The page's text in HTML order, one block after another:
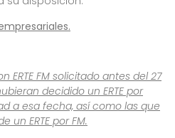
ERTE FM solicitado antes del 27
decidido un ERTE por
a esa fecha, así como las que
un ERTE por FM.